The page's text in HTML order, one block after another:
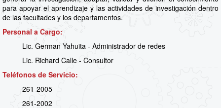
para apoyar el aprendizaje y las actividades de investigación dentro
de las facultades y los departamentos.
Personal a Cargo:
Lic. German Yahuita - Administrador de redes
Lic. Richard Calle - Consultor
Teléfonos de Servicio:
261-2005
261-2002